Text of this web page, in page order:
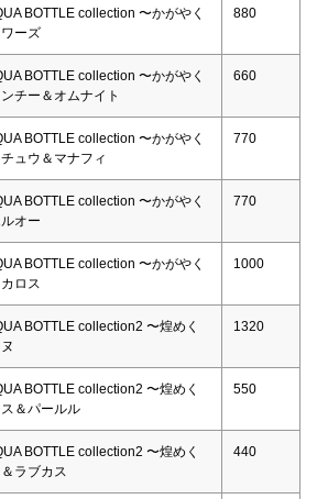
BOTTLE collection 〜かがやく
ーズ
880
BOTTLE collection 〜かがやく
チー＆オムナイト
660
BOTTLE collection 〜かがやく
ュウ＆マナフィ
770
BOTTLE collection 〜かがやく
オー
770
BOTTLE collection 〜かがやく
ロス
1000
BOTTLE collection2 〜煌めく
1320
BOTTLE collection2 〜煌めく
＆パールル
550
BOTTLE collection2 〜煌めく
ラブカス
440